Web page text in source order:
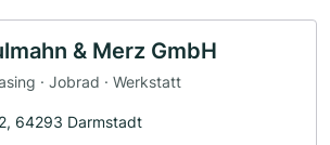
& Merz GmbH
· Jobrad · Werkstatt
64293 Darmstadt